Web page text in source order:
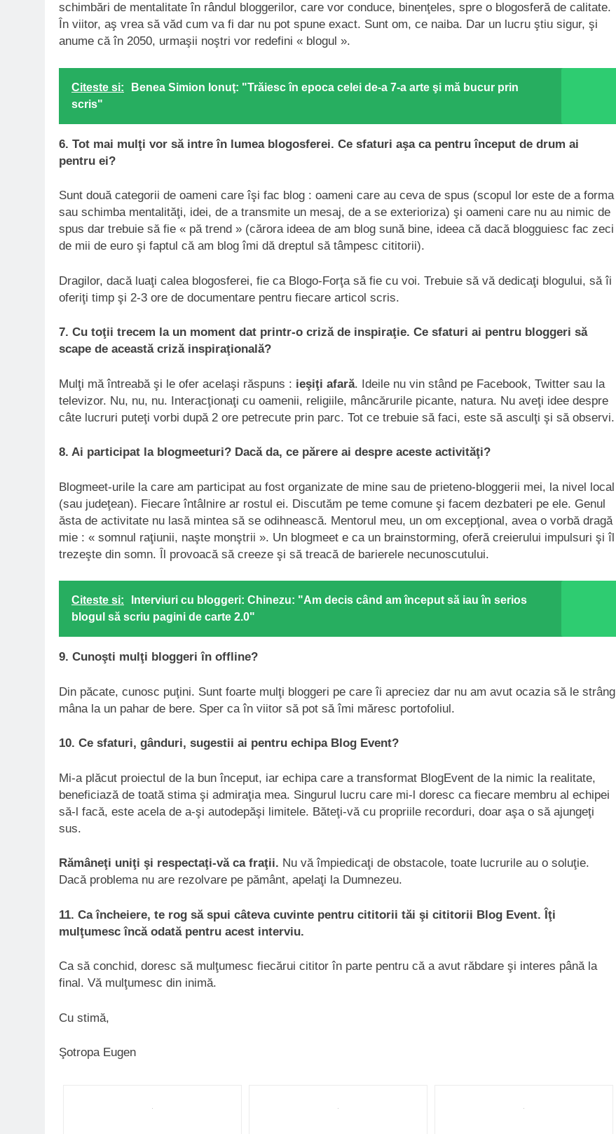
schimbări de mentalitate în rândul bloggerilor, care vor conduce, binenţeles, spre o blogosferă de calitate.
În viitor, aş vrea să văd cum va fi dar nu pot spune exact. Sunt om, ce naiba. Dar un lucru ştiu sigur, şi
anume că în 2050, urmaşii noştri vor redefini « blogul ».
Citeste si:
Benea Simion Ionuţ: "Trăiesc în epoca celei de-a 7-a arte şi mă bucur prin
scris"
6. Tot mai mulţi vor să intre în lumea blogosferei. Ce sfaturi aşa ca pentru început de drum ai
pentru ei?
Sunt două categorii de oameni care îşi fac blog : oameni care au ceva de spus (scopul lor este de a forma
sau schimba mentalităţi, idei, de a transmite un mesaj, de a se exterioriza) şi oameni care nu au nimic de
spus dar trebuie să fie « pă trend » (cărora ideea de am blog sună bine, ideea că dacă blogguiesc fac zeci
de mii de euro şi faptul că am blog îmi dă dreptul să tâmpesc cititorii).
Dragilor, dacă luaţi calea blogosferei, fie ca Blogo-Forţa să fie cu voi. Trebuie să vă dedicaţi blogului, să îi
oferiţi timp şi 2-3 ore de documentare pentru fiecare articol scris.
7. Cu toţii trecem la un moment dat printr-o criză de inspiraţie. Ce sfaturi ai pentru bloggeri să
scape de această criză inspiraţională?
Mulţi mă întreabă şi le ofer acelaşi răspuns : ieşiţi afară. Ideile nu vin stând pe Facebook, Twitter sau la
televizor. Nu, nu, nu. Interacţionaţi cu oamenii, religiile, mâncărurile picante, natura. Nu aveţi idee despre
câte lucruri puteţi vorbi după 2 ore petrecute prin parc. Tot ce trebuie să faci, este să asculţi şi să observi.
8. Ai participat la blogmeeturi? Dacă da, ce părere ai despre aceste activităţi?
Blogmeet-urile la care am participat au fost organizate de mine sau de prieteno-bloggerii mei, la nivel local
(sau judeţean). Fiecare întâlnire ar rostul ei. Discutăm pe teme comune şi facem dezbateri pe ele. Genul
ăsta de activitate nu lasă mintea să se odihnească. Mentorul meu, un om excepţional, avea o vorbă dragă
mie : « somnul raţiunii, naşte monştrii ». Un blogmeet e ca un brainstorming, oferă creierului impulsuri şi îl
trezeşte din somn. Îl provoacă să creeze şi să treacă de barierele necunoscutului.
Citeste si:
Interviuri cu bloggeri: Chinezu: "Am decis când am început să iau în serios
blogul să scriu pagini de carte 2.0"
9. Cunoşti mulţi bloggeri în offline?
Din păcate, cunosc puţini. Sunt foarte mulţi bloggeri pe care îi apreciez dar nu am avut ocazia să le strâng
mâna la un pahar de bere. Sper ca în viitor să pot să îmi măresc portofoliul.
10. Ce sfaturi, gânduri, sugestii ai pentru echipa Blog Event?
Mi-a plăcut proiectul de la bun început, iar echipa care a transformat BlogEvent de la nimic la realitate,
beneficiază de toată stima şi admiraţia mea. Singurul lucru care mi-l doresc ca fiecare membru al echipei
să-l facă, este acela de a-şi autodepăşi limitele. Băteţi-vă cu propriile recorduri, doar aşa o să ajungeţi
sus.
Rămâneţi uniţi şi respectaţi-vă ca fraţii. Nu vă împiedicaţi de obstacole, toate lucrurile au o soluţie.
Dacă problema nu are rezolvare pe pământ, apelaţi la Dumnezeu.
11. Ca încheiere, te rog să spui câteva cuvinte pentru cititorii tăi şi cititorii Blog Event. Îţi
mulţumesc încă odată pentru acest interviu.
Ca să conchid, doresc să mulţumesc fiecărui cititor în parte pentru că a avut răbdare şi interes până la
final. Vă mulţumesc din inimă.
Cu stimă,
Şotropa Eugen